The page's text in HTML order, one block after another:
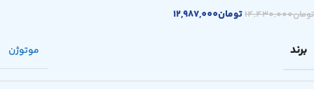
تومان14,430,000تومان12,987,000
برند موتوژن